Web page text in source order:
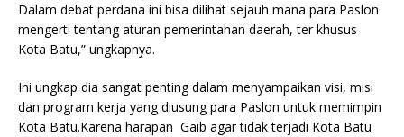
Dalam debat perdana ini bisa dilihat sejauh mana para Paslon
mengerti tentang aturan pemerintahan daerah, ter khusus
Kota Batu,” ungkapnya.
Ini ungkap dia sangat penting dalam menyampaikan visi, misi
dan program kerja yang diusung para Paslon untuk memimpin
Kota Batu.Karena harapan Gaib agar tidak terjadi Kota Batu